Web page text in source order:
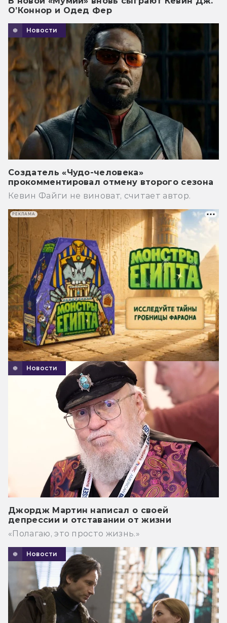
О’Коннор и Одед Фер
Новости
Создатель «Чудо-человека»
прокомментировал отмену второго сезона
Кевин Файги не виноват, считает автор.
Новости
Джордж Мартин написал о своей
депрессии и отставании от жизни
«Полагаю, это просто жизнь.»
Новости
РЕКЛАМА